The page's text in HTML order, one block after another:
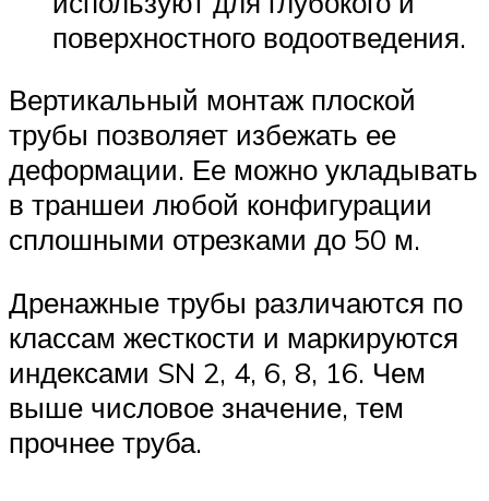
поверхностного водоотведения.
Вертикальный монтаж плоской
трубы позволяет избежать ее
деформации. Ее можно укладывать
в траншеи любой конфигурации
сплошными отрезками до 50 м.
Дренажные трубы различаются по
классам жесткости и маркируются
индексами SN 2, 4, 6, 8, 16. Чем
выше числовое значение, тем
прочнее труба.